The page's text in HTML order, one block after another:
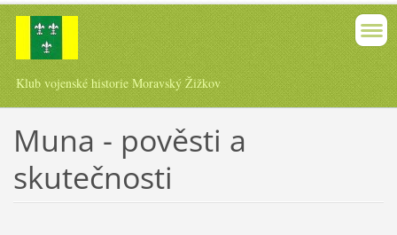
Klub vojenské historie Moravský Žižkov
Muna - pověsti a
skutečnosti